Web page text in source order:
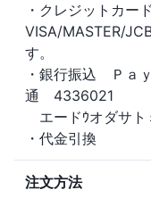
・クレジットカード
VISA/MASTER/
す。
・銀行振込 Ｐａ
通 4336021
エードｳオダサト
・代金引換
注文方法